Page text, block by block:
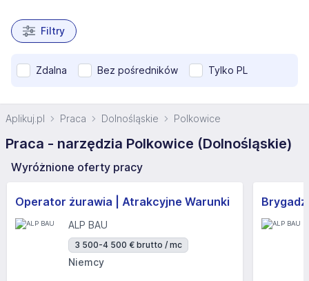
Filtry
Zdalna Bez pośredników Tylko PL
Aplikuj.pl Praca Dolnośląskie Polkowice
Praca - narzędzia Polkowice (Dolnośląskie)
Wyróżnione oferty pracy
Operator żurawia | Atrakcyjne Warunki
ALP BAU
3 500-4 500 € brutto / mc
Niemcy